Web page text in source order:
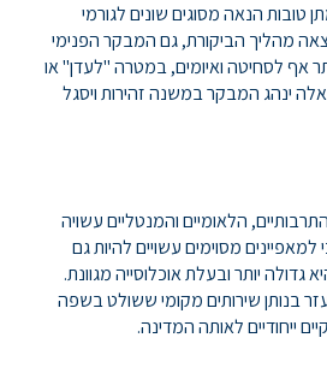
הנאה מסוגים שונים לגורמי
מהליך הביקורת, גם המבקר הפנימי
אף לסחיטה ואיומים, במטרה "לעדן" או
ינהג המבקר במשנה זהירות ויסגל
הלאומיים והמנטליים עשויה
מסוימים עשויים להיות גם
יותר ובעלת אוכלוסייה מגוונת.
בנותן שירותים מקומי ששולט בשפה
ייחודיים לאותה המדינה.